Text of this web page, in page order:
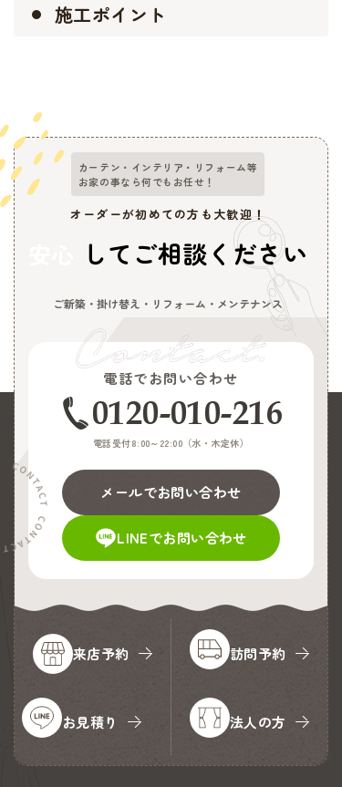
施工ポイント
カーテン・インテリア・リフォーム等
お家の事なら何でもお任せ！
オーダーが初めての方も大歓迎！
してご相談ください
ご新築・掛け替え・リフォーム・メンテナンス
電話でお問い合わせ
0120-010-216
電話受付8:00～22:00（水・木定休）
メールでお問い合わせ
LINEでお問い合わせ
来店予約 訪問予約
お見積り 法人の方